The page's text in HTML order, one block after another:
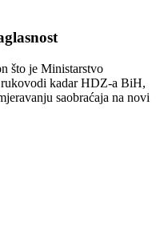
što je Ministarstvo
kadar HDZ-a BiH,
saobraćaja na novi